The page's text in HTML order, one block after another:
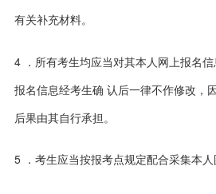
有关补充材料。
4 ．所有考生均应当对其本人网上报名信
报名信息经考生确 认后一律不作修改，
后果由其自行承担。
5 ．考生应当按报考点规定配合采集本人